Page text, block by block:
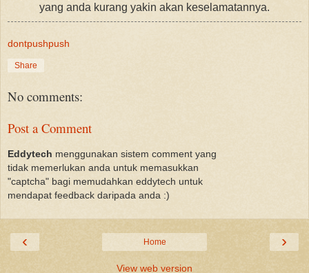
yang anda kurang yakin akan keselamatannya.
dontpushpush
Share
No comments:
Post a Comment
Eddytech menggunakan sistem comment yang
tidak memerlukan anda untuk memasukkan
"captcha" bagi memudahkan eddytech untuk
mendapat feedback daripada anda :)
‹ ›
Home
View web version